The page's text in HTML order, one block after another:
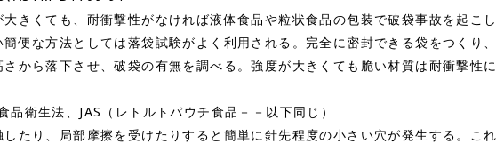
きくても、耐衝撃性がなければ液体食品や粒状食品の包装で破袋事故を起こ
便な方法としては落袋試験がよく利用される。完全に密封できる袋をつくり
から落下させ、破袋の有無を調べる。強度が大きくても脆い材質は耐衝撃性に
衛生法、JAS（レトルトパウチ食品－－以下同じ）
たり、局部摩擦を受けたりすると簡単に針先程度の小さい穴が発生する。こ